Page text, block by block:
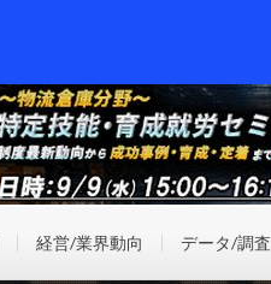
経営/業界動向 データ/調査